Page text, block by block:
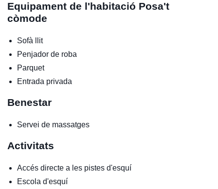
Equipament de l'habitació Posa't
còmode
Sofà llit
Penjador de roba
Parquet
Entrada privada
Benestar
Servei de massatges
Activitats
Accés directe a les pistes d'esquí
Escola d'esquí